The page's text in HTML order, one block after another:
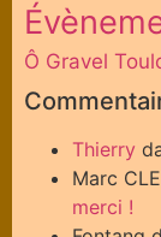
Ô Gravel
Thierry
Marc
merci !